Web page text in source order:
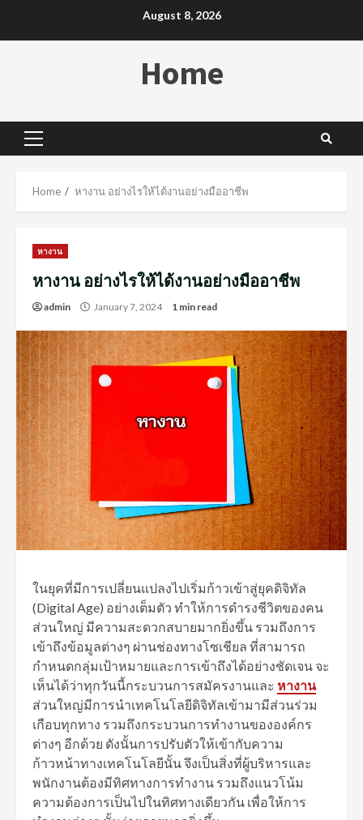
August 8, 2026
Home
Primary
Home หางาน อย่างไรให้ได้งานอย่างมืออาชีพ
หางาน
หางาน อย่างไรให้ได้งานอย่างมืออาชีพ
admin January 7, 2024 1 min read
ในยุคที่มีการเปลี่ยนแปลงไปเริ่มก้าวเข้าสู่ยุคดิจิทัล
(Digital Age) อย่างเต็มตัว ทำให้การดำรงชีวิตของคน
ส่วนใหญ่ มีความสะดวกสบายมากยิ่งขึ้น รวมถึงการ
เข้าถึงข้อมูลต่างๆ ผ่านช่องทางโซเชียล ที่สามารถ
กำหนดกลุ่มเป้าหมายและการเข้าถึงได้อย่างชัดเจน จะ
เห็นได้ว่าทุกวันนี้กระบวนการสมัครงานและ หางาน
ส่วนใหญ่มีการนำเทคโนโลยีดิจิทัลเข้ามามีส่วนร่วม
เกือบทุกทาง รวมถึงกระบวนการทำงานขององค์กร
ต่างๆ อีกด้วย ดังนั้นการปรับตัวให้เข้ากับความ
ก้าวหน้าทางเทคโนโลยีนั้น จึงเป็นสิ่งที่ผู้บริหารและ
พนักงานต้องมีทิศทางการทำงาน รวมถึงแนวโน้ม
ความต้องการเป็นไปในทิศทางเดียวกัน เพื่อให้การ